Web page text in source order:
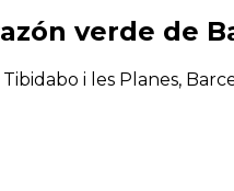
verde de
i les Planes,